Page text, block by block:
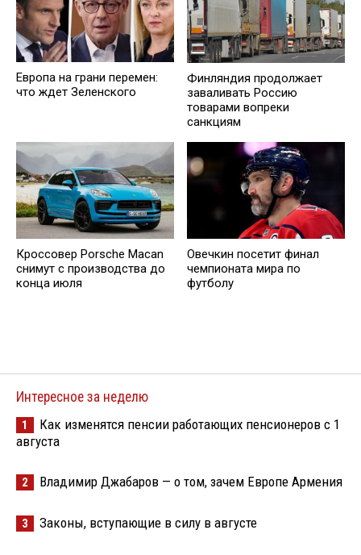
Европа на грани перемен:
что ждет Зеленского
Финляндия продолжает
заваливать Россию
товарами вопреки
санкциям
Кроссовер Porsche Macan
снимут с производства до
конца июля
Овечкин посетит финал
чемпионата мира по
футболу
Интересное за неделю
1
Как изменятся пенсии работающих пенсионеров с 1
августа
2 Владимир Джабаров — о том, зачем Европе Армения
3 Законы, вступающие в силу в августе